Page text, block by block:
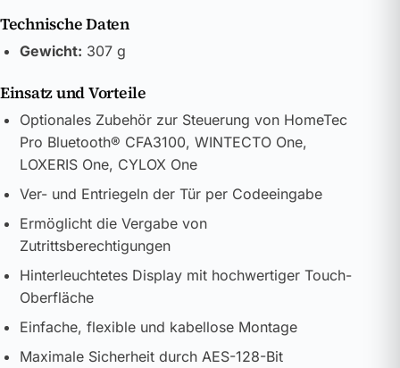
Technische Daten
Gewicht: 307 g
Einsatz und Vorteile
Optionales Zubehör zur Steuerung von HomeTec
Pro Bluetooth® CFA3100, WINTECTO One,
LOXERIS One, CYLOX One
Ver- und Entriegeln der Tür per Codeeingabe
Ermöglicht die Vergabe von
Zutrittsberechtigungen
Hinterleuchtetes Display mit hochwertiger Touch-
Oberfläche
Einfache, flexible und kabellose Montage
Maximale Sicherheit durch AES-128-Bit